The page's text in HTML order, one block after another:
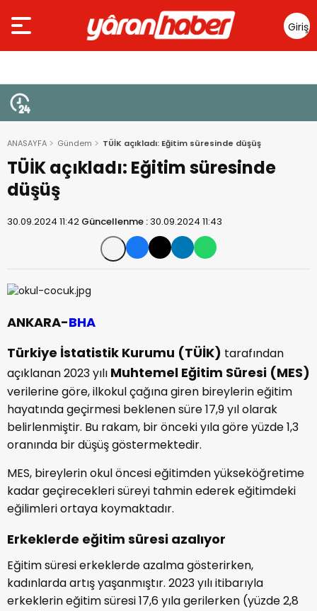
Giriş
Yap
ANASAYFA Gündem TÜİK açıkladı: Eğitim süresinde düşüş
TÜİK açıkladı: Eğitim süresinde
düşüş
30.09.2024 11:42 Güncellenme :30.09.2024 11:43
ANKARA-BHA
Türkiye İstatistik Kurumu (TÜİK) tarafından
açıklanan 2023 yılı Muhtemel Eğitim Süresi (MES)
verilerine göre, ilkokul çağına giren bireylerin eğitim
hayatında geçirmesi beklenen süre 17,9 yıl olarak
belirlenmiştir. Bu rakam, bir önceki yıla göre yüzde 1,3
oranında bir düşüş göstermektedir.
MES, bireylerin okul öncesi eğitimden yükseköğretime
kadar geçirecekleri süreyi tahmin ederek eğitimdeki
eğilimleri ortaya koymaktadır.
Erkeklerde eğitim süresi azalıyor
Eğitim süresi erkeklerde azalma gösterirken,
kadınlarda artış yaşanmıştır. 2023 yılı itibarıyla
erkeklerin eğitim süresi 17,6 yıla gerilerken (yüzde 2,8